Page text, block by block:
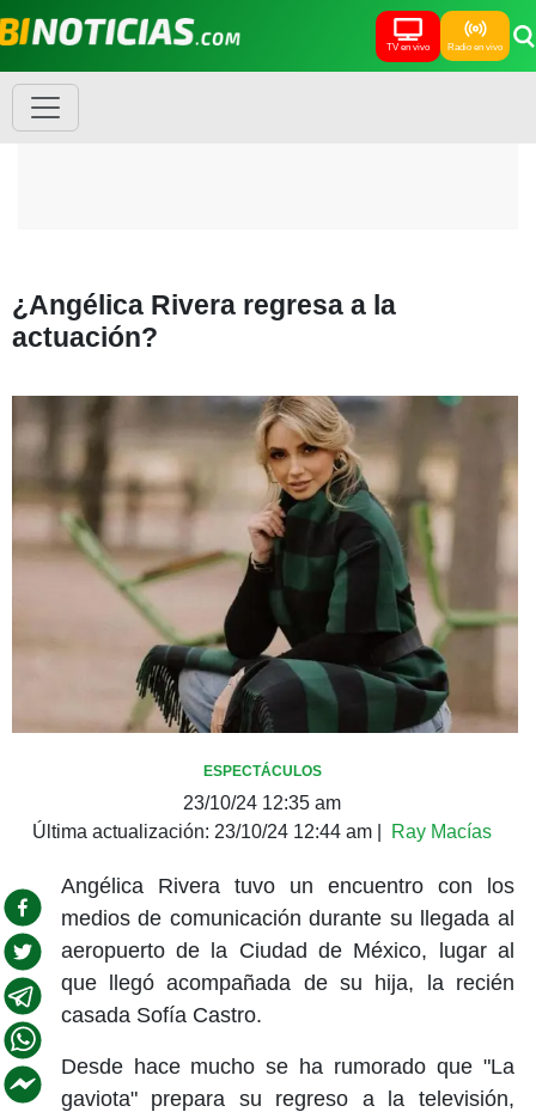
TV en vivo Radio en vivo
¿Angélica Rivera regresa a la
actuación?
ESPECTÁCULOS
23/10/24 12:35 am
Última actualización: 23/10/24 12:44 am Ray Macías
Angélica Rivera tuvo un encuentro con los
medios de comunicación durante su llegada al
aeropuerto de la Ciudad de México, lugar al
que llegó acompañada de su hija, la recién
casada Sofía Castro.
Desde hace mucho se ha rumorado que "La
gaviota" prepara su regreso a la televisión,